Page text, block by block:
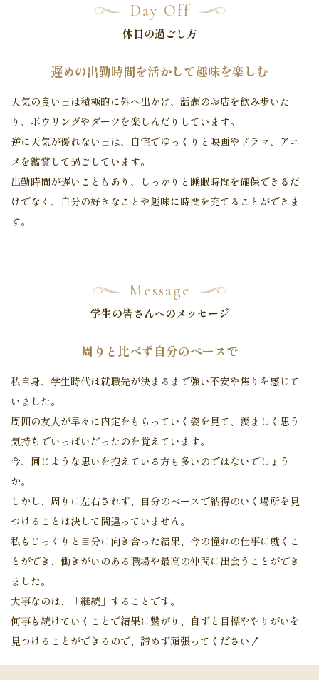
Day Off
休日の過ごし方
遅めの出勤時間を活かして趣味を楽しむ
天気の良い日は積極的に外へ出かけ、話題のお店を飲み歩いた
り、ボウリングやダーツを楽しんだりしています。
逆に天気が優れない日は、自宅でゆっくりと映画やドラマ、アニ
メを鑑賞して過ごしています。
出勤時間が遅いこともあり、しっかりと睡眠時間を確保できるだ
けでなく、 自分の好きなことや趣味に時間を充てることができま
す。
Message
学生の皆さんへのメッセージ
周りと比べず自分のペースで
私自身、学生時代は就職先が決まるまで強い不安や焦りを感じて
いました。
周囲の友人が早々に内定をもらっていく姿を見て、羨ましく思う
気持ちでいっぱいだったのを覚えています。
今、同じような思いを抱えている方も多いのではないでしょう
か。
しかし、周りに左右されず、自分のペースで納得のいく場所を見
つけることは決して間違っていません。
私もじっくりと自分に向き合った結果、今の憧れの仕事に就くこ
とができ、働きがいのある職場や最高の仲間に出会うことができ
ました。
大事なのは、「継続」することです。
何事も続けていくことで結果に繋がり、自ずと目標ややりがいを
見つけることができるので、諦めず頑張ってください！